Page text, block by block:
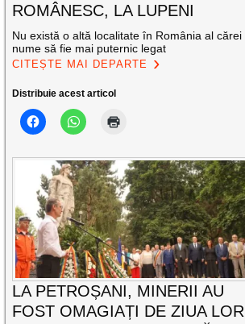
ROMÂNESC, LA LUPENI
Nu există o altă localitate în România al cărei
nume să fie mai puternic legat
CITEȘTE MAI DEPARTE
Distribuie acest articol
LA PETROȘANI, MINERII AU
FOST OMAGIAȚI DE ZIUA LOR